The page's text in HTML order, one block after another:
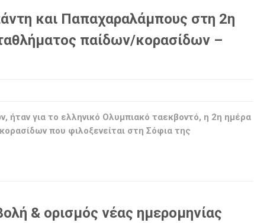
και Παπαχαραλάμπους στη 2η
παίδων/κορασίδων –
για το ελληνικό Ολυμπιακό ταεκβοντό, η 2η ημέρα
που φιλοξενείται στη Σόφια της
& ορισμός νέας ημερομηνίας